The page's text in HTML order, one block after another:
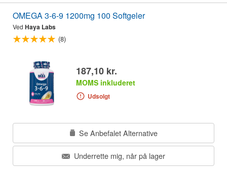
OMEGA 3-6-9 1200mg 100 Softgeler
Ved Haya Labs
(8)
187,10 kr.
MOMS inkluderet
Udsolgt
Se Anbefalet Alternative
Underrette mig, når på lager